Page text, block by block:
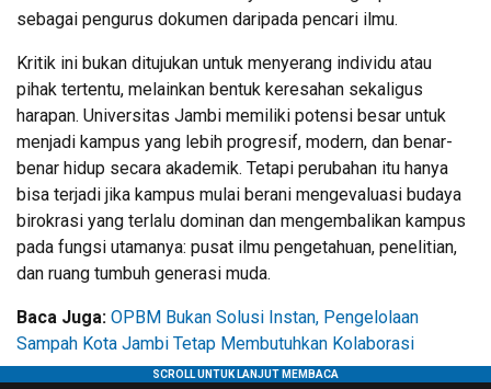
sebagai pengurus dokumen daripada pencari ilmu.
Kritik ini bukan ditujukan untuk menyerang individu atau
pihak tertentu, melainkan bentuk keresahan sekaligus
harapan. Universitas Jambi memiliki potensi besar untuk
menjadi kampus yang lebih progresif, modern, dan benar-
benar hidup secara akademik. Tetapi perubahan itu hanya
bisa terjadi jika kampus mulai berani mengevaluasi budaya
birokrasi yang terlalu dominan dan mengembalikan kampus
pada fungsi utamanya: pusat ilmu pengetahuan, penelitian,
dan ruang tumbuh generasi muda.
Baca Juga: OPBM Bukan Solusi Instan, Pengelolaan
Sampah Kota Jambi Tetap Membutuhkan Kolaborasi